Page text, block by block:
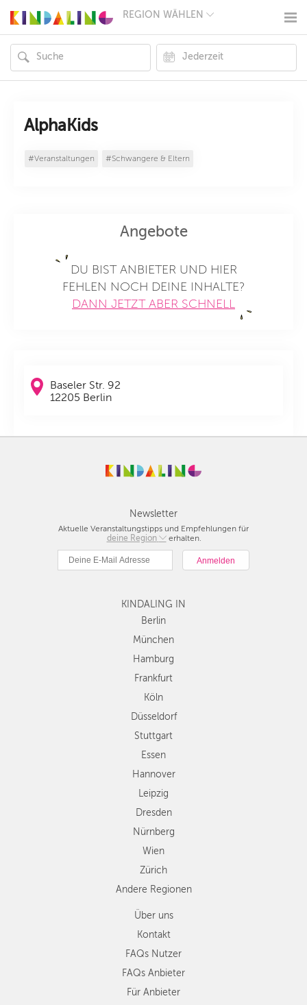
REGION WÄHLEN
MÜNCHEN
HAMBURG
FRANKFURT
KÖLN
DRESDEN
REGIONEN
AlphaKids
#Veranstaltungen #Schwangere & Eltern
Angebote
DU BIST ANBIETER UND HIER
FEHLEN NOCH DEINE INHALTE?
DANN JETZT ABER SCHNELL
Baseler Str. 92
12205 Berlin
Newsletter
Aktuelle Veranstaltungstipps und Empfehlungen für
deine Region
Berlin
München
Hamburg
Köln
Düsseldorf
Stuttgart
Essen
Dresden
Nürnberg
Wien
Zürich
Andere
Regionen
erhalten.
KINDALING IN
Berlin
München
Hamburg
Frankfurt
Köln
Düsseldorf
Stuttgart
Essen
Hannover
Leipzig
Dresden
Nürnberg
Wien
Zürich
Andere Regionen
Über uns
Kontakt
FAQs Nutzer
FAQs Anbieter
Für Anbieter